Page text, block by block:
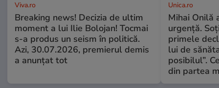
Viva.ro
Breaking news! Decizia de ultim
moment a lui Ilie Bolojan! Tocmai
s-a produs un seism în politică.
Azi, 30.07.2026, premierul demis
a anunțat tot
Unica.ro
Mihai Onilă
urgență.
primele
lui de
posibilul”.
din partea